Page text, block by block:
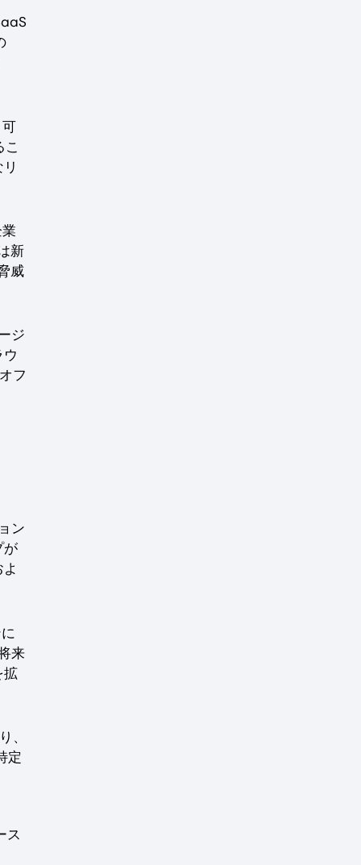
こ
新
威
ジ
フ
ン
が
来
拡
、
定
ス